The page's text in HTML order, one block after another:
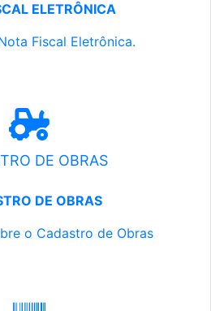
ELETRÔNICA
Fiscal Eletrônica.
DE OBRAS
DE OBRAS
o Cadastro de Obras